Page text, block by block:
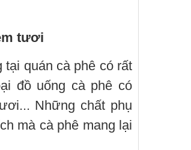
tươi
quán cà phê có rất
đồ uống cà phê có
Những chất phụ
mà cà phê mang lại